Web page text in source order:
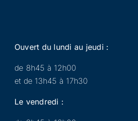
Ouvert du lundi au jeudi :
de 8h45 à 12h00
et de 13h45 à 17h30
Le vendredi :